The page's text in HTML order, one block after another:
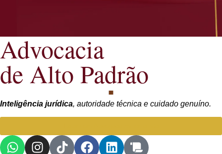
Advocacia
de Alto Padrão
Inteligência jurídica, autoridade técnica e cuidado genuíno.